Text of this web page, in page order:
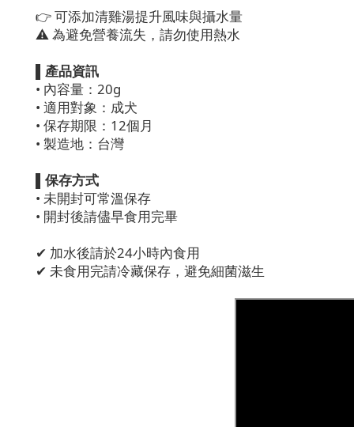
👉 可添加清雞湯提升風味與攝水量
⚠ 為避免營養流失，請勿使用熱水
▌產品資訊
• 內容量：20g
• 適用對象：成犬
• 保存期限：12個月
• 製造地：台灣
▌保存方式
• 未開封可常溫保存
• 開封後請儘早食用完畢
✔ 加水後請於24小時內食用
✔ 未食用完請冷藏保存，避免細菌滋生